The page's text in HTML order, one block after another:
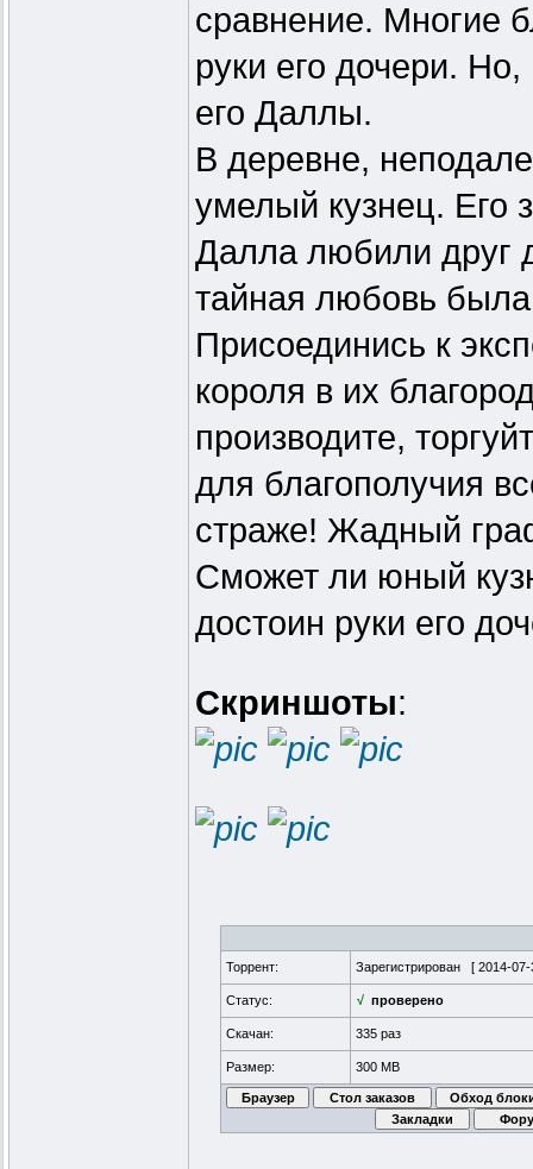
сравнение. Многие
руки его дочери.
его Даллы.
В деревне,
умелый кузнец. Его
Далла любили друг
тайная любовь
Присоединись к
короля в их
производите,
для благополучия
страже! Жадный
Сможет ли юный
достоин руки его
Скриншоты:
Торрент:
Зарегистрирован [ 2014-07-
Статус: √ проверено
Скачан: 335 раз
Размер: 300 MB